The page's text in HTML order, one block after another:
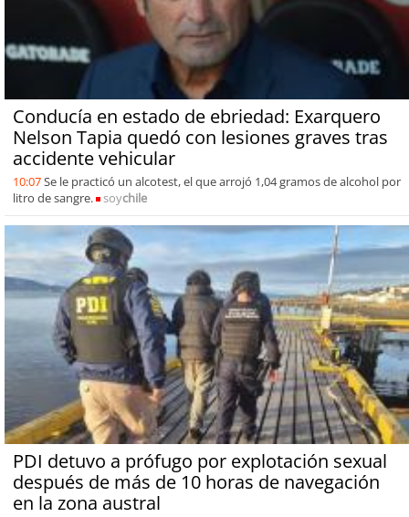
Conducía en estado de ebriedad: Exarquero
Nelson Tapia quedó con lesiones graves tras
accidente vehicular
10:07Se le practicó un alcotest, el que arrojó 1,04 gramos de alcohol por
litro de sangre.
soychile
PDI detuvo a prófugo por explotación sexual
después de más de 10 horas de navegación
en la zona austral